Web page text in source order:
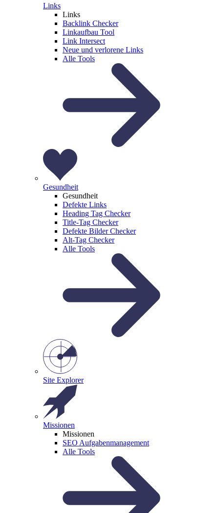
Links
Links
Backlink Checker
Linkaufbau Tool
Link Intersect
Neue und verlorene Links
Alle Tools
Gesundheit
Gesundheit
Defekte Links
Heading Tag Checker
Title-Tag Checker
Defekte Bilder Checker
Alt-Tag Checker
Alle Tools
Site Explorer
Missionen
Missionen
SEO Aufgabenmanagement
Alle Tools